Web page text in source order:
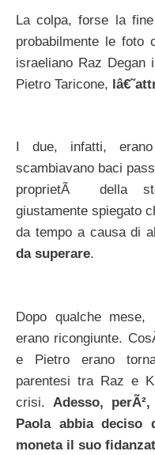
La colpa, forse la
probabilmente le foto
israeliano Raz Degan
Pietro Taricone,
I due, infatti,
scambiavano baci
proprietÃ della
giustamente spiegato
da tempo a causa di
da superare.
Dopo qualche mese,
erano ricongiunte.
e Pietro erano
parentesi tra Raz e
crisi. Adesso,
Paola abbia deciso
moneta il suo